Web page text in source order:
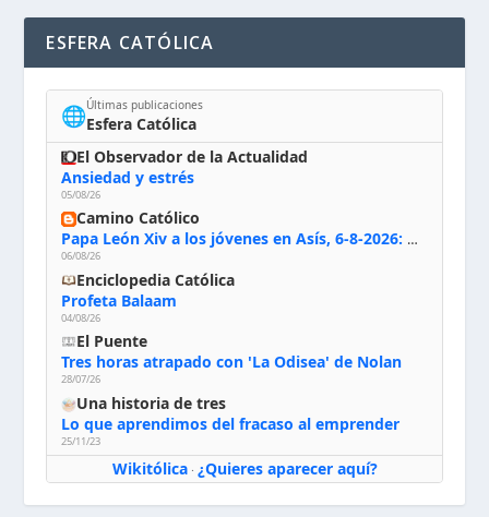
ESFERA CATÓLICA
🌐Últimas publicaciones
Esfera Católica
El Observador de la Actualidad
Ansiedad y estrés
05/08/26
Camino Católico
Papa León Xiv a los jóvenes en Asís, 6-8-2026: «De san Francisco aprendan la radicalidad evangélica: no los vuelve ciegos ni violentos, sino sensibles, atentos, siempre en el seguimiento de Jesús, humildes y acogiendo a todos»
06/08/26
Enciclopedia Católica
Profeta Balaam
04/08/26
El Puente
Tres horas atrapado con 'La Odisea' de Nolan
28/07/26
Una historia de tres
Lo que aprendimos del fracaso al emprender
25/11/23
Wikitólica· ¿Quieres aparecer aquí?